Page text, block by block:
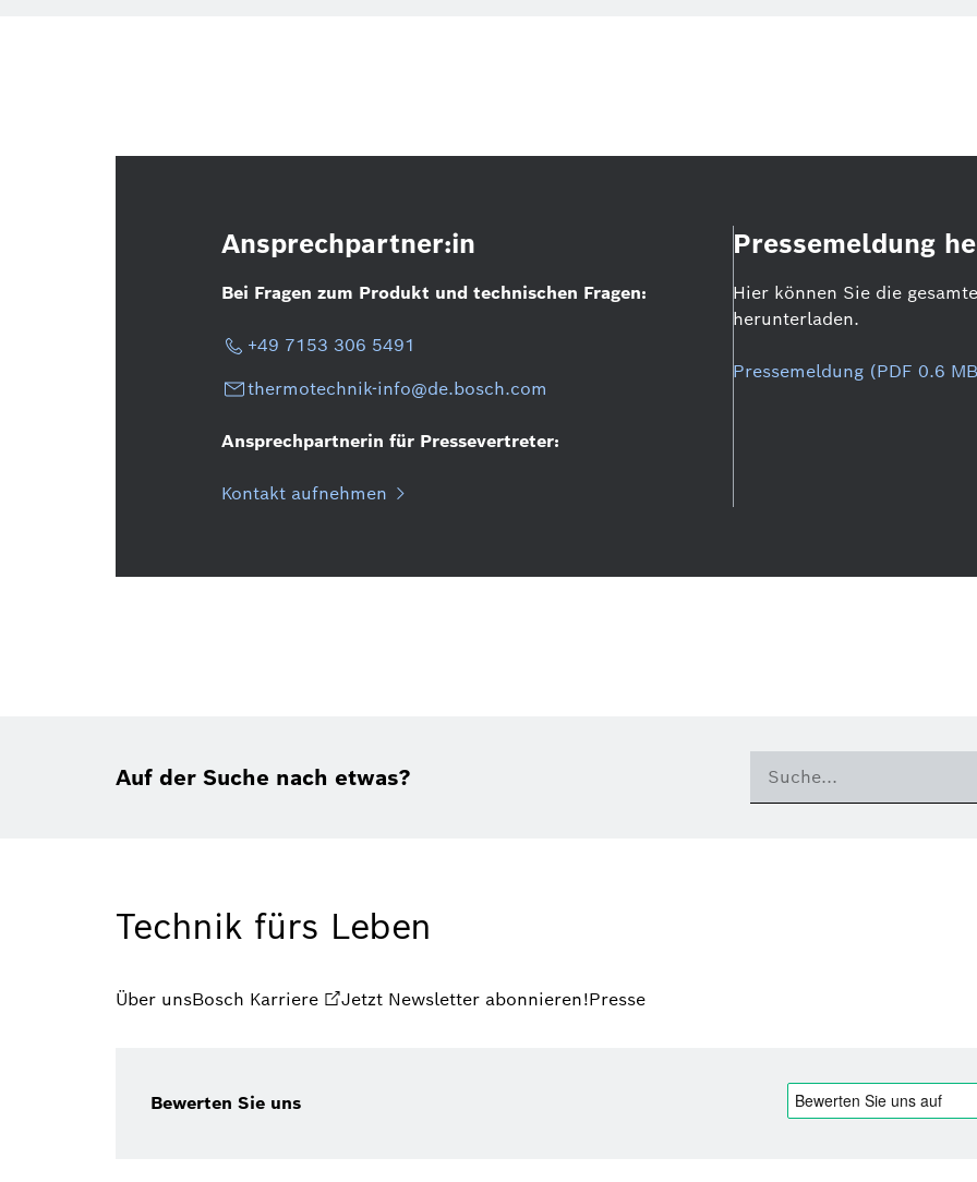
Ansprechpartner:in
Bei Fragen zum Produkt und technischen Fragen:
+49 7153 306 5491
thermotechnik-info@de.bosch.com
Ansprechpartnerin für Pressevertreter:
Kontakt aufnehmen
Pressemeldung
Hier können Sie die
herunterladen.
Pressemeldung (PDF 0.6
Auf der Suche nach etwas?
Technik fürs Leben
Über unsBosch Karriere Jetzt Newsletter abonnieren!Presse
Bewerten Sie uns